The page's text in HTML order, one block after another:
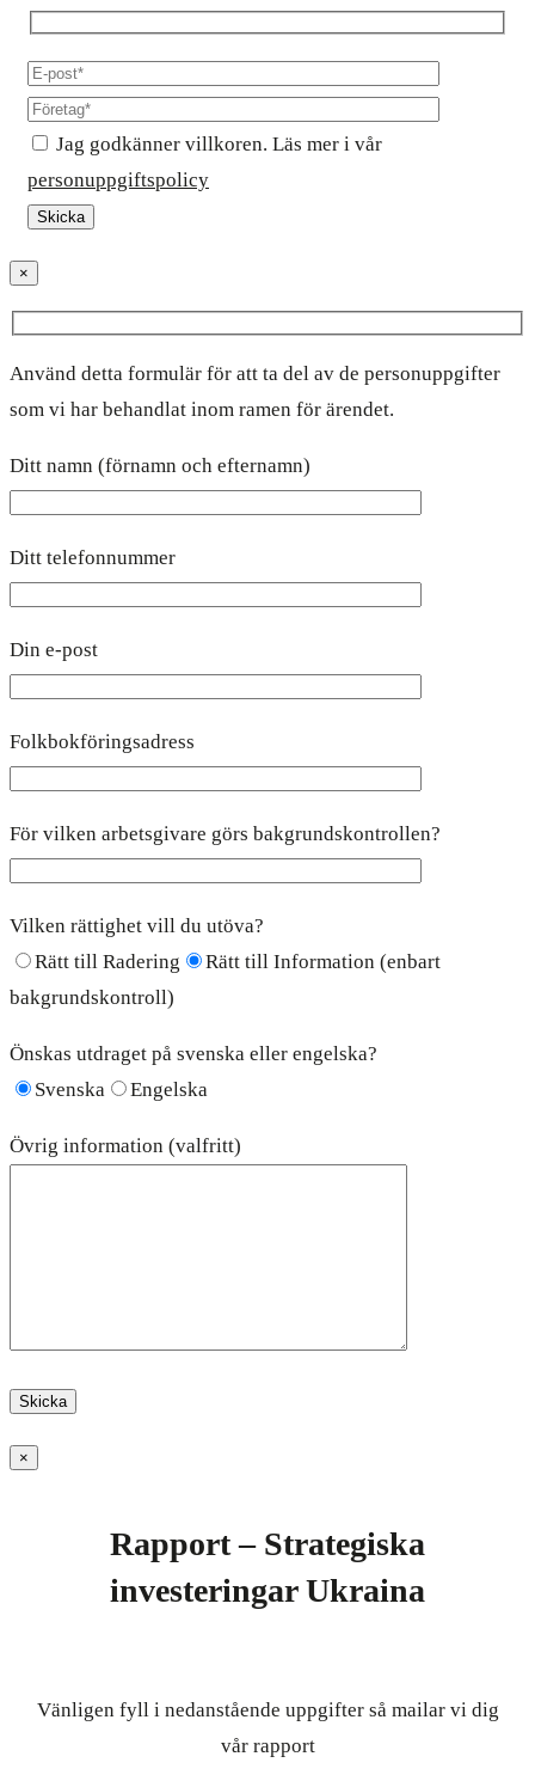
Jag godkänner villkoren. Läs mer i vår
personuppgiftspolicy
×
Använd detta formulär för att ta del av de personuppgifter
som vi har behandlat inom ramen för ärendet.
Ditt namn (förnamn och efternamn)
Ditt telefonnummer
Din e-post
Folkbokföringsadress
För vilken arbetsgivare görs bakgrundskontrollen?
Vilken rättighet vill du utöva?
Rätt till Radering
Rätt till Information (enbart
bakgrundskontroll)
Önskas utdraget på svenska eller engelska?
Svenska
Engelska
Övrig information (valfritt)
×
Rapport – Strategiska
investeringar Ukraina
Vänligen fyll i nedanstående uppgifter så mailar vi dig
vår rapport